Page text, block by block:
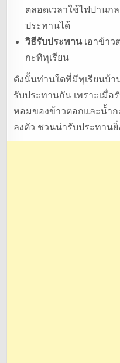
ตลอดเวลาใช้ไฟปานก
ประทานได้
วิธีรับประทานเอาข้าว
กะทิทุเรียน
ดังนั้นท่านใดที่มีทุเรียนบ้า
รับประทานกัน เพราะเมื่
หอมของข้าวตอกและน้ำ
ลงตัว ชวนน่ารับประทานยิ่